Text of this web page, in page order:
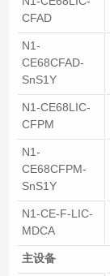
CFAD
N1-
CE68CFAD-
SnS1Y
N1-CE68LIC-
CFPM
N1-
CE68CFPM-
SnS1Y
N1-CE-F-LIC-
MDCA
主设备